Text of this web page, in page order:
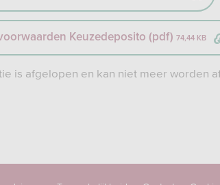
Keuzedeposito (pdf) 74,44 KB
is afgelopen en kan niet meer worden